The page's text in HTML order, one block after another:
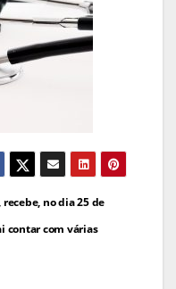
no dia 25 de
contar com várias